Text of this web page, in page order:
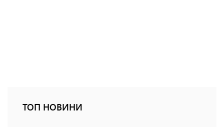
ТОП НОВИНИ